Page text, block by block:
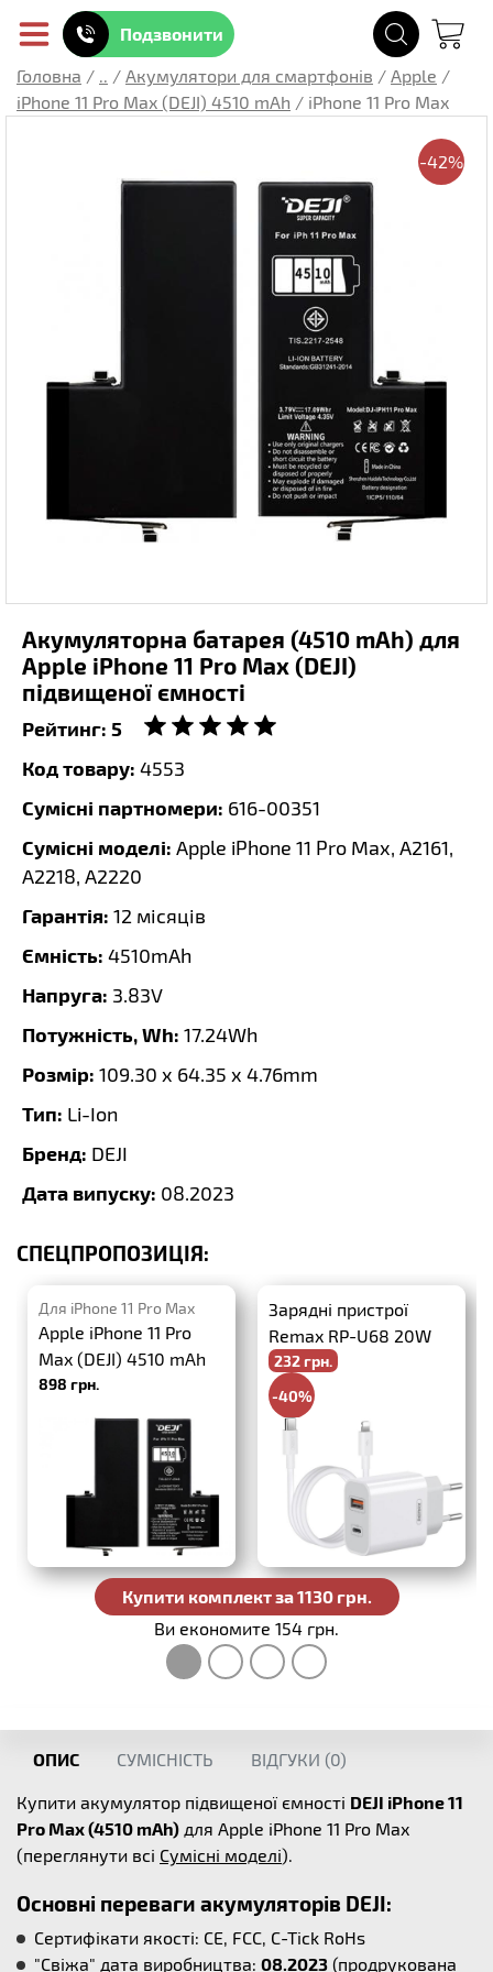
Подзвонити
Головна / .. / Акумулятори для смартфонів / Apple /
iPhone 11 Pro Max (DEJI) 4510 mAh / iPhone 11 Pro Max
-42%
Акумуляторна батарея (4510 mAh) для
Apple iPhone 11 Pro Max (DEJI)
підвищеної ємності
Рейтинг: 5
Код товару: 4553
Сумісні партномери: 616-00351
Сумісні моделі: Apple iPhone 11 Pro Max, A2161,
A2218, A2220
Гарантія: 12 місяців
Ємність: 4510mAh
Напруга: 3.83V
Потужність, Wh: 17.24Wh
Розмір: 109.30 x 64.35 x 4.76mm
Тип: Li-Ion
Бренд: DEJI
Дата випуску: 08.2023
СПЕЦПРОПОЗИЦІЯ:
Для iPhone 11 Pro Max
Apple iPhone 11 Pro
Max (DEJI) 4510 mAh
898 грн.
Зарядні пристрої
Remax RP-U68 20W
PD+QC3.0 + USB-C-
Lightning
232 грн.
-40%
386 грн.
Купити комплект за 1130 грн.
Ви економите 154 грн.
ОПИС СУМІСНІСТЬ ВІДГУКИ (0)
Купити акумулятор підвищеної ємності DEJI iPhone 11
Pro Max (4510 mAh) для Apple iPhone 11 Pro Max
(переглянути всі Сумісні моделі).
Основні переваги акумуляторів DEJI:
Сертифікати якості: CE, FCC, C-Tick RoHs
"Свіжа" дата виробництва: 08.2023 (продрукована